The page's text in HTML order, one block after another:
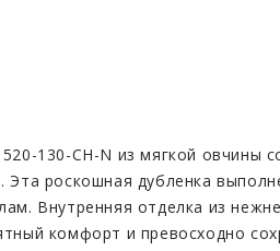
130-CH-N из мягкой овчины
роскошная дубленка
Внутренняя отделка из
комфорт и превосходно